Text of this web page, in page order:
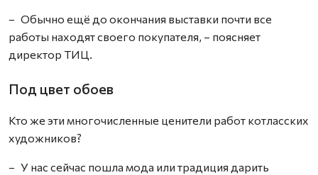
– Обычно ещё до окончания выставки почти все
работы находят своего покупателя, – поясняет
директор ТИЦ.
Под цвет обоев
Кто же эти многочисленные ценители работ котласских
художников?
– У нас сейчас пошла мода или традиция дарить